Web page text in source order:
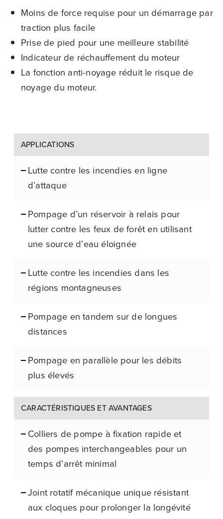
Moins de force requise pour un démarrage par
traction plus facile
Prise de pied pour une meilleure stabilité
Indicateur de réchauffement du moteur
La fonction anti-noyage réduit le risque de
noyage du moteur.
APPLICATIONS
Lutte contre les incendies en ligne
d’attaque
Pompage d’un réservoir à relais pour
lutter contre les feux de forêt en utilisant
une source d’eau éloignée
Lutte contre les incendies dans les
régions montagneuses
Pompage en tandem sur de longues
distances
Pompage en parallèle pour les débits
plus élevés
CARACTÉRISTIQUES ET AVANTAGES
Colliers de pompe à fixation rapide et
des pompes interchangeables pour un
temps d’arrêt minimal
Joint rotatif mécanique unique résistant
aux cloques pour prolonger la longévité